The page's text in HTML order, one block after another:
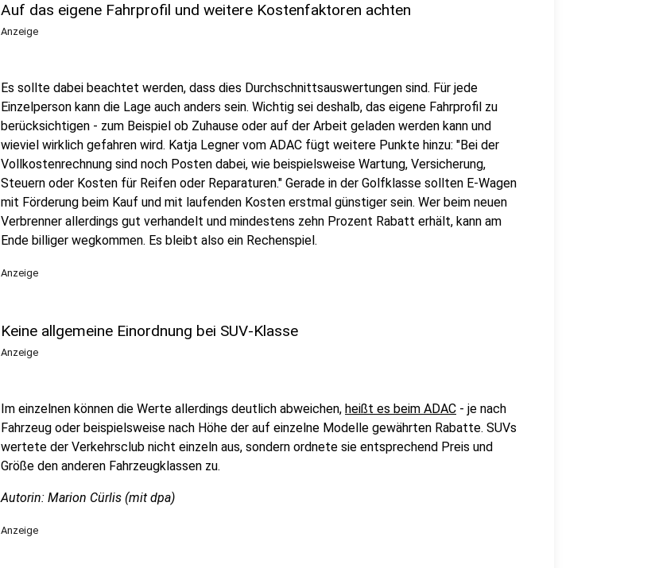
Auf das eigene Fahrprofil und weitere Kostenfaktoren achten
Anzeige
Es sollte dabei beachtet werden, dass dies Durchschnittsauswertungen sind. Für jede
Einzelperson kann die Lage auch anders sein. Wichtig sei deshalb, das eigene Fahrprofil zu
berücksichtigen - zum Beispiel ob Zuhause oder auf der Arbeit geladen werden kann und
wieviel wirklich gefahren wird. Katja Legner vom ADAC fügt weitere Punkte hinzu: "Bei der
Vollkostenrechnung sind noch Posten dabei, wie beispielsweise Wartung, Versicherung,
Steuern oder Kosten für Reifen oder Reparaturen." Gerade in der Golfklasse sollten E-Wagen
mit Förderung beim Kauf und mit laufenden Kosten erstmal günstiger sein. Wer beim neuen
Verbrenner allerdings gut verhandelt und mindestens zehn Prozent Rabatt erhält, kann am
Ende billiger wegkommen. Es bleibt also ein Rechenspiel.
Anzeige
Keine allgemeine Einordnung bei SUV-Klasse
Anzeige
Im einzelnen können die Werte allerdings deutlich abweichen, heißt es beim ADAC - je nach
Fahrzeug oder beispielsweise nach Höhe der auf einzelne Modelle gewährten Rabatte. SUVs
wertete der Verkehrsclub nicht einzeln aus, sondern ordnete sie entsprechend Preis und
Größe den anderen Fahrzeugklassen zu.
Autorin: Marion Cürlis (mit dpa)
Anzeige